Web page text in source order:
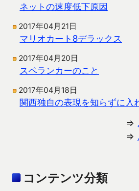
ネットの速度低下原因
2017年04月21日
マリオカート8デラックス
2017年04月20日
スペランカーのこと
2017年04月18日
関西独自の表現を知らずに入
⇒
⇒
コンテンツ分類